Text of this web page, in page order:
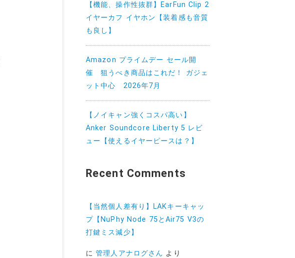
【機能、操作性抜群】EarFun Clip 2
イヤーカフ イヤホン【装着感も音質
も良し】
Amazon プライムデー セール開
催 狙うべき商品はこれだ！ ガジェ
ット中心 2026年7月
【ノイキャン強くコスパ高い】
Anker Soundcore Liberty 5 レビ
ュー【使えるイヤーピースは？】
Recent Comments
【当然個人差有り】LAKキーキャッ
プ【NuPhy Node 75とAir75 V3の
打鍵ミス減少】
に管理人アナログさん より